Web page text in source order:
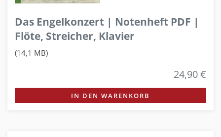
Das Engelkonzert | Notenheft PDF |
Flöte, Streicher, Klavier
(14,1 MB)
24,90 €
IN DEN WARENKORB